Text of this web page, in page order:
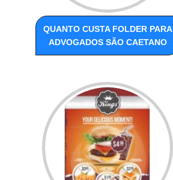
QUANTO CUSTA FOLDER PARA
ADVOGADOS SÃO CAETANO